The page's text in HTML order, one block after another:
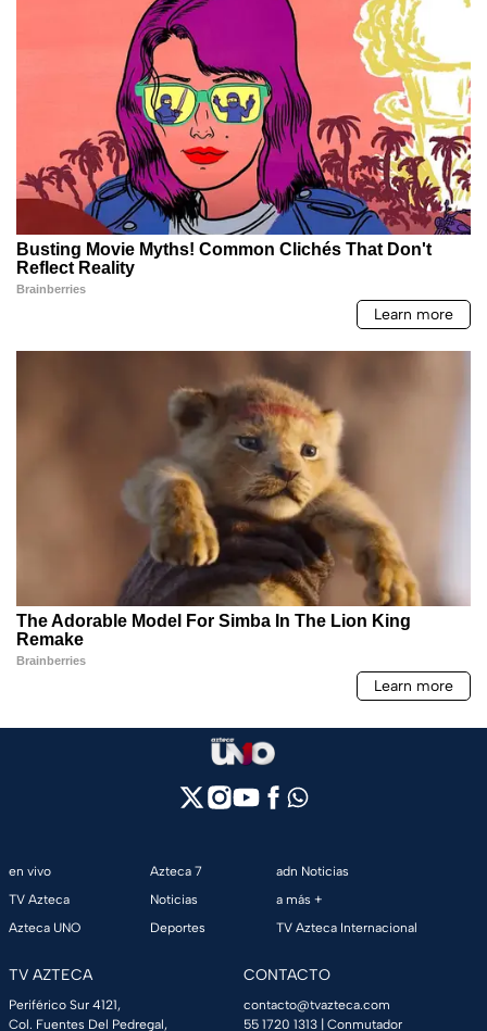
en vivo
TV Azteca
Azteca UNO
Azteca 7
Noticias
Deportes
adn Noticias
a más +
TV Azteca Internacional
TV AZTECA
Periférico Sur 4121,
Col. Fuentes Del Pedregal,
CONTACTO
contacto@tvazteca.com
55 1720 1313 | Conmutador